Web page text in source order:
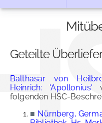
Geteilte
Balthasar von
Heinrich: 'Apollonius'
folgenden HSC-
■ Nürnberg,